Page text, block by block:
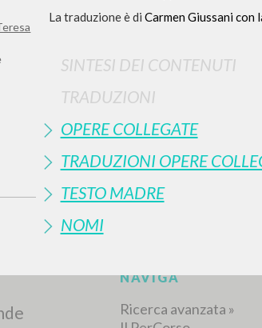
La traduzione è di Carmen Giussani con
SINTESI DEI CONTENUTI
TRADUZIONI
OPERE COLLEGATE
TRADUZIONI OPERE
TESTO MADRE
NOMI
Vuoi risultati ancora più
0
OPERA